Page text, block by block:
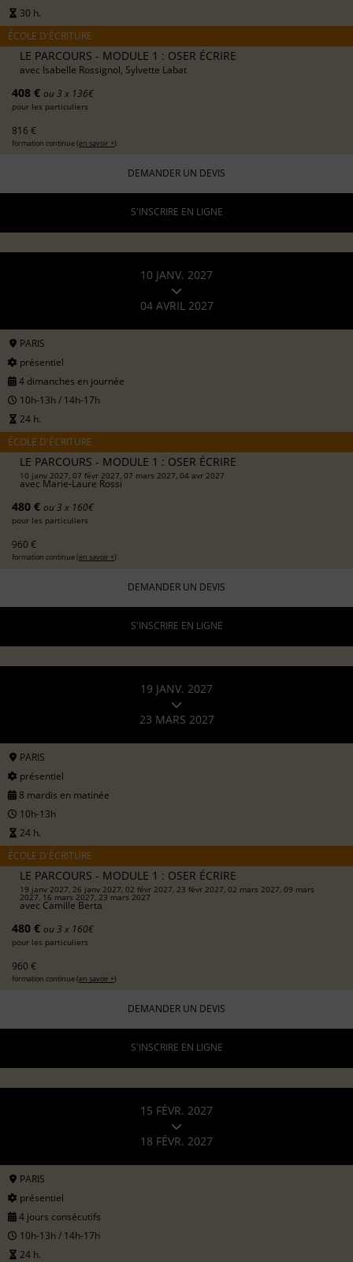
30 h.
ÉCOLE D'ÉCRITURE
LE PARCOURS - MODULE 1 : OSER ÉCRIRE
avec Isabelle Rossignol, Sylvette Labat
408 € ou 3 x 136€
pour les particuliers
816 €
formation continue (en savoir +)
DEMANDER UN DEVIS
S'INSCRIRE EN LIGNE
10 JANV. 2027
04 AVRIL 2027
PARIS
présentiel
4 dimanches en journée
10h-13h / 14h-17h
24 h.
ÉCOLE D'ÉCRITURE
LE PARCOURS - MODULE 1 : OSER ÉCRIRE
10 janv 2027, 07 févr 2027, 07 mars 2027, 04 avr 2027
avec Marie-Laure Rossi
480 € ou 3 x 160€
pour les particuliers
960 €
formation continue (en savoir +)
DEMANDER UN DEVIS
S'INSCRIRE EN LIGNE
19 JANV. 2027
23 MARS 2027
PARIS
présentiel
8 mardis en matinée
10h-13h
24 h.
ÉCOLE D'ÉCRITURE
LE PARCOURS - MODULE 1 : OSER ÉCRIRE
19 janv 2027, 26 janv 2027, 02 févr 2027, 23 févr 2027, 02 mars 2027, 09 mars
2027, 16 mars 2027, 23 mars 2027
avec Camille Berta
480 € ou 3 x 160€
pour les particuliers
960 €
formation continue (en savoir +)
DEMANDER UN DEVIS
S'INSCRIRE EN LIGNE
15 FÉVR. 2027
18 FÉVR. 2027
PARIS
présentiel
4 jours consécutifs
10h-13h / 14h-17h
24 h.